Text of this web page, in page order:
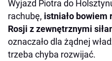
Wyjazd Piotra do
rachubę, istniało bowiem
Rosji z zewnętrznymi
oznaczało dla żądnej
trzeba chyba rozwijać.